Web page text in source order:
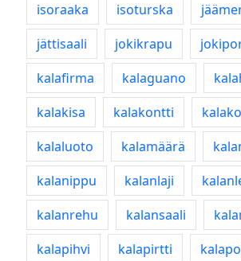
isoraaka
isoturska
jättisaali
jokikrapu
kalafirma
kalaguano
kalakisa
kalakontti
kalaluoto
kalamäärä
kalanippu
kalanlaji
kalanrehu
kalansaali
kalapihvi
kalapirtti